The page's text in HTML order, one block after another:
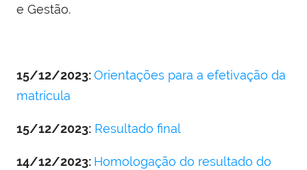
e Gestão.
15/12/2023:Orientações para a efetivação da
matrícula
15/12/2023: Resultado final
14/12/2023: Homologação do resultado do